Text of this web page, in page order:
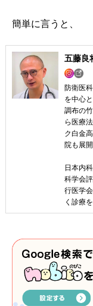
簡単に言うと、
五藤良
防衛医
を中心
調布の
ら医療
ク白金
院も展開
日本内
科学会
行医学
く診療